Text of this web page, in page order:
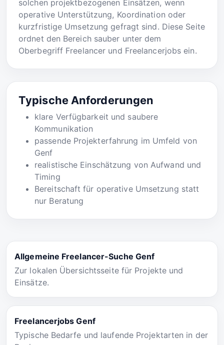
solchen projektbezogenen Einsätzen, wenn
operative Unterstützung, Koordination oder
kurzfristige Umsetzung gefragt sind. Diese Seite
ordnet den Bereich sauber unter dem
Oberbegriff Freelancer und Freelancerjobs ein.
Typische Anforderungen
klare Verfügbarkeit und saubere
Kommunikation
passende Projekterfahrung im Umfeld von
Genf
realistische Einschätzung von Aufwand und
Timing
Bereitschaft für operative Umsetzung statt
nur Beratung
Allgemeine Freelancer-Suche Genf
Zur lokalen Übersichtsseite für Projekte und
Einsätze.
Freelancerjobs Genf
Typische Bedarfe und laufende Projektarten in der